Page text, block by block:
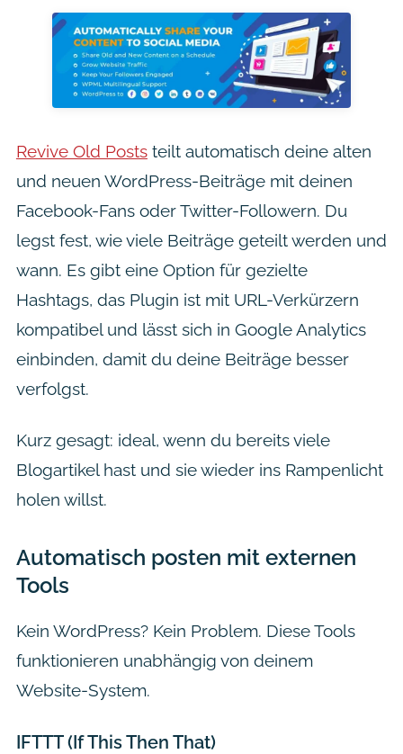
Revive Old Poststeilt automatisch deine alten
und neuen WordPress-Beiträge mit deinen
Facebook-Fans oder Twitter-Followern. Du
legst fest, wie viele Beiträge geteilt werden und
wann. Es gibt eine Option für gezielte
Hashtags, das Plugin ist mit URL-Verkürzern
kompatibel und lässt sich in Google Analytics
einbinden, damit du deine Beiträge besser
verfolgst.
Kurz gesagt: ideal, wenn du bereits viele
Blogartikel hast und sie wieder ins Rampenlicht
holen willst.
Automatisch posten mit externen
Tools
Kein WordPress? Kein Problem. Diese Tools
funktionieren unabhängig von deinem
Website-System.
IFTTT (If This Then That)